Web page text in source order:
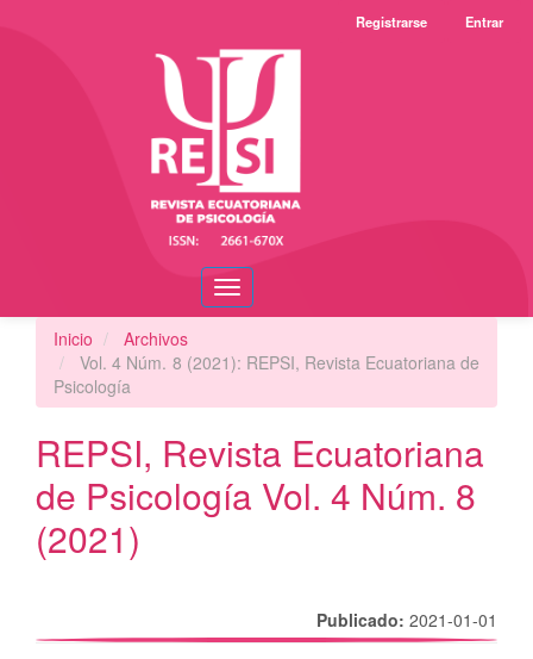
Registrarse Entrar
Toggle
navigation
Inicio
Archivos
Vol. 4 Núm. 8 (2021): REPSI, Revista Ecuatoriana de
Psicología
REPSI, Revista Ecuatoriana
de Psicología Vol. 4 Núm. 8
(2021)
Publicado: 2021-01-01